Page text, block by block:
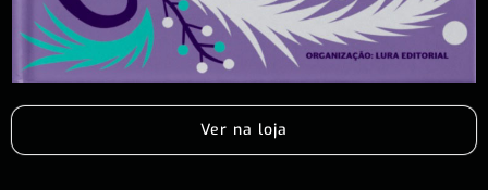
Ver na loja